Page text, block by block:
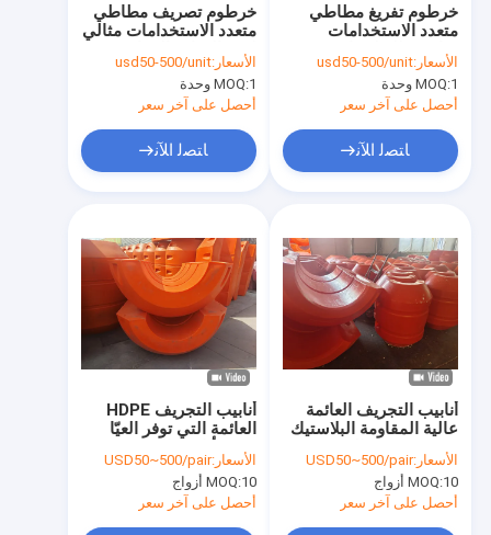
خرطوم تصريف مطاطي
متعدد الاستخدامات مثالي
لضخ المياه والمواد
الكيميائية والسوائل
الأخرى في مختلف
الصناعات
الأسعار:usd50-500/unit
MOQ:1 وحدة
أحصل على آخر سعر
ﺎﺘﺼﻟ ﺍﻶﻧ
خرطوم تفريغ مطاطي
متعدد الاستخدامات
مناسب للتطبيقات
الإنشائية والتعدينية
والزراعية التي تتطلب نقلًا
قويًا للسوائل
الأسعار:usd50-500/unit
MOQ:1 وحدة
أحصل على آخر سعر
ﺎﺘﺼﻟ ﺍﻶﻧ
أنابيب التجريف HDPE
العائمة التي توفر العيّا
ودعم أنابيب التفريغ
والأنابيب في ظروف بيئية
مختلفة للتجريف
الأسعار:USD50~500/pair
MOQ:10 أزواج
أحصل على آخر سعر
أنابيب التجريف العائمة
عالية المقاومة البلاستيك
مقاومة البلى ممتازة
وسهلة التعامل مع عمليات
التجريف
الأسعار:USD50~500/pair
MOQ:10 أزواج
أحصل على آخر سعر